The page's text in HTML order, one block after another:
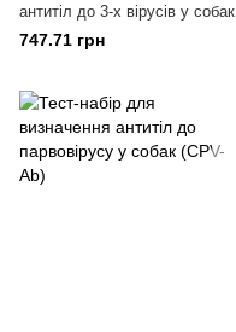
антитіл до 3-х вірусів у собак
(ICHV, CDV, CPV)
747.71 грн